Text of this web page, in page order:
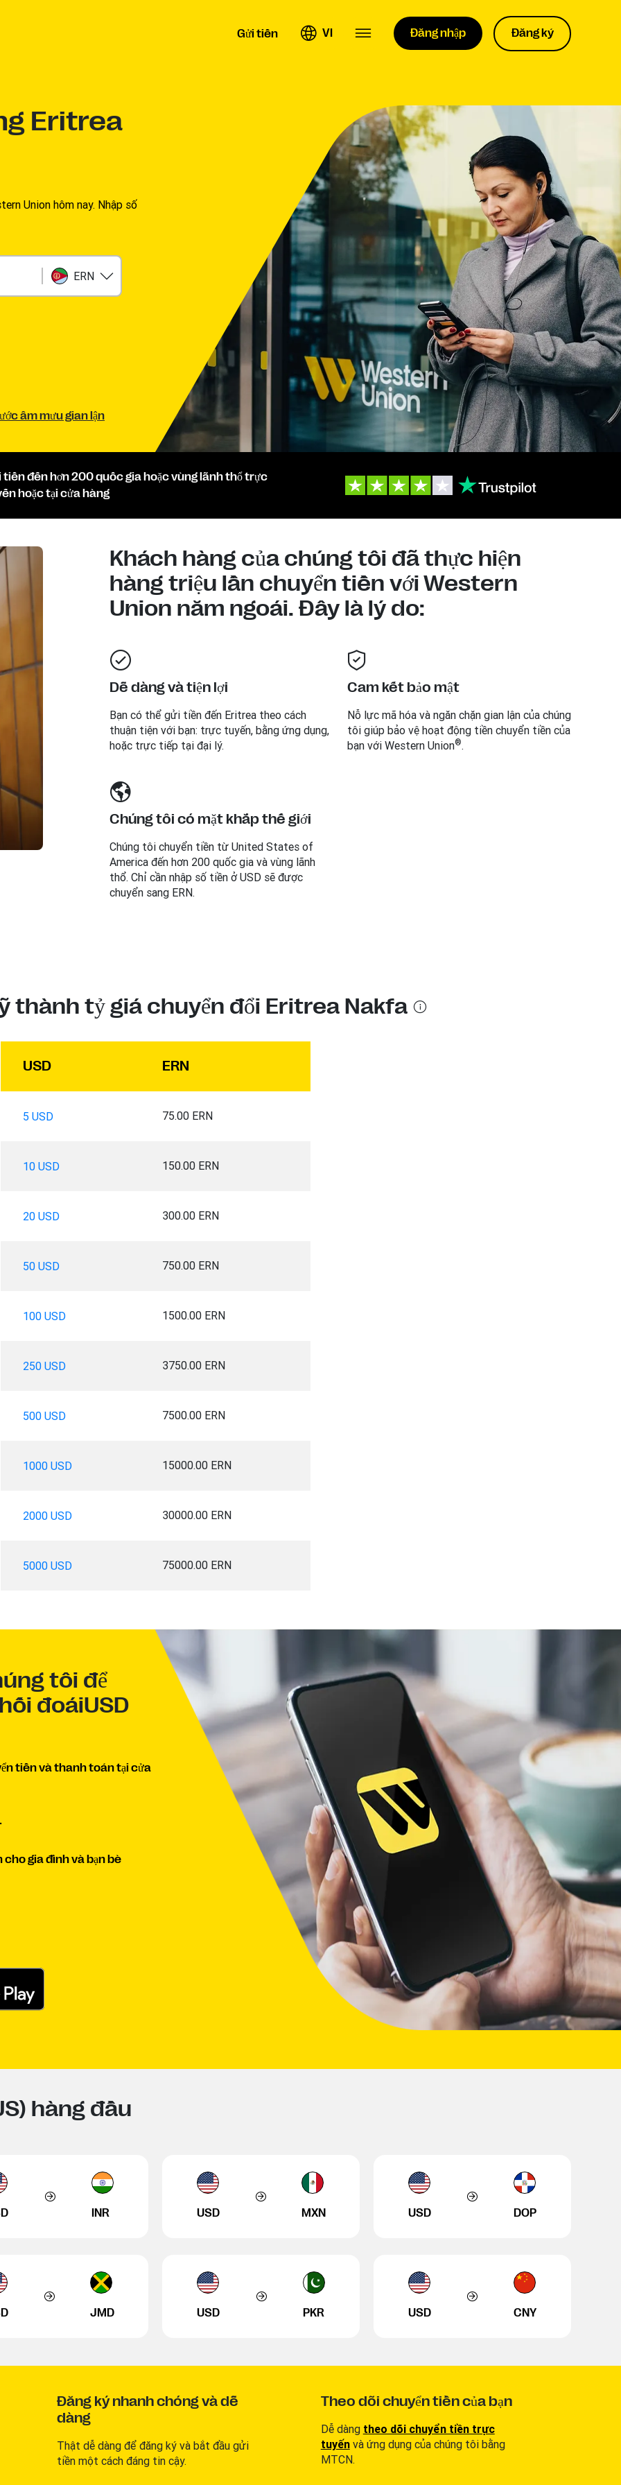
Gửi tiền VI Đăng nhập Đăng ký
Eritrea
Union hôm nay. Nhập số
ERN
âm mưu gian lận
tiền đến hơn 200 quốc gia hoặc vùng lãnh thổ trực
hoặc tại cửa hàng
Khách hàng của chúng tôi đã thực hiện
hàng triệu lần chuyển tiền với Western
Union năm ngoái. Đây là lý do:
Dễ dàng và tiện lợi
Bạn có thể gửi tiền đến Eritreatheo cách
thuận tiện với bạn: trực tuyến, bằng ứng dụng,
hoặc trực tiếp tại đại lý.
Cam kết bảo mật
Nỗ lực mã hóa và ngăn chặn gian lận của chúng
tôi giúp bảo vệ hoạt động tiền chuyển tiền của
bạn với Western Union®.
Chúng tôi có mặt khắp thế giới
Chúng tôi chuyển tiền từ United States of
America đến hơn 200 quốc gia và vùng lãnh
thổ. Chỉ cần nhập số tiền ở USD sẽ được
chuyển sang ERN.
thành tỷ giá chuyển đổi Eritrea Nakfa
USD ERN
5 USD 75.00 ERN
10 USD 150.00 ERN
20 USD 300.00 ERN
50 USD 750.00 ERN
100 USD 1500.00 ERN
250 USD 3750.00 ERN
500 USD 7500.00 ERN
1000 USD 15000.00 ERN
2000 USD 30000.00 ERN
5000 USD 75000.00 ERN
tôi để
đoáiUSD
tiền và thanh toán tại cửa
cho gia đình và bạn bè
hàng đầu
INR USD MXN USD DOP
JMD USD PKR USD CNY
Đăng ký nhanh chóng và dễ
dàng
Thật dễ dàng để đăng ký và bắt đầu gửi
tiền một cách đáng tin cậy.
Theo dõi chuyển tiền của bạn
Dễ dàng theo dõi chuyển tiền trực
tuyếnvà ứng dụng của chúng tôi bằng
MTCN.